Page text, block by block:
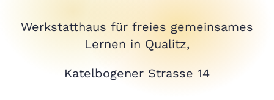
Werkstatthaus für freies gemeinsames
Lernen in Qualitz,
Katelbogener Strasse 14